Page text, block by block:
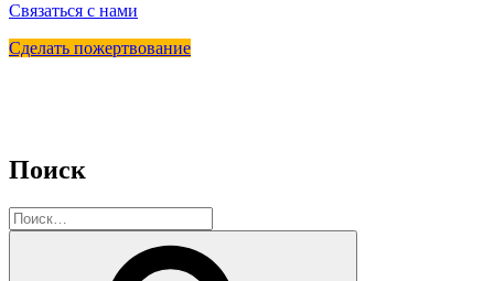
Связаться с нами
Сделать пожертвование
Поиск
Искать: